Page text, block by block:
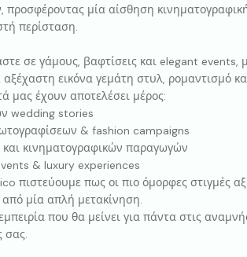
προσφέροντας μία αίσθηση
περίσταση.
σε γάμους, βαφτίσεις και elegant events,
εικόνα γεμάτη στυλ, ρομαντισμό
μας έχουν αποτελέσει μέρος:
wedding stories
& fashion campaigns
κινηματογραφικών παραγωγών
& luxury experiences
πιστεύουμε πως οι πιο όμορφες στιγμές
από μία απλή μετακίνηση.
που θα μείνει για πάντα στις
σας.